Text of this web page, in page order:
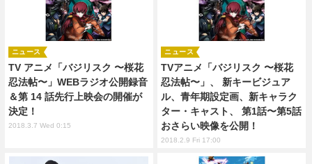
TV アニメ「バジリスク 〜桜花
忍法帖〜」WEBラジオ公開録音
＆第 14 話先行上映会の開催が
決定！
ニュース
2018.3.7 Wed 0:15
TVアニメ「バジリスク 〜桜花
忍法帖〜」、 新キービジュア
ル、青年期設定画、新キャラク
ター・キャスト、 第1話〜第5話
おさらい映像を公開！
ニュース
2018.2.9 Fri 17:00